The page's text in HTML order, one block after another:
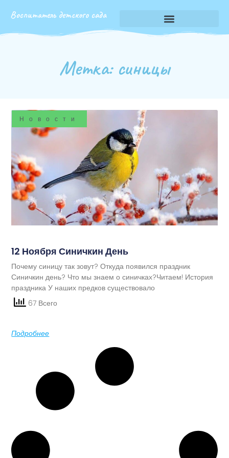
Воспитатель детского сада
Метка: синицы
Новости
12 Ноября Синичкин День
Почему синицу так зовут? Откуда появился праздник
Синичкин день? Что мы знаем о синичках?Читаем! История
праздника У наших предков существовало
67 Всего
Подробнее